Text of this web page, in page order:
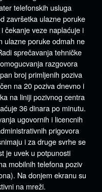
telefonskih usluga
završetka ulazne poruke
čekanje veze naplaćuje i
ulazne poruke odmah ne
sprečavanja tehničke
razgovora
broj primljenih poziva
na 20 poziva dnevno i
na liniji pozivnog centra
36 dinara po minutu.
ugovornih i licencnih
prigovora
i za druge svrhe se
je uvek u potpunosti
mobilnih telefona poziv
Na donjem ekranu su
na mreži.